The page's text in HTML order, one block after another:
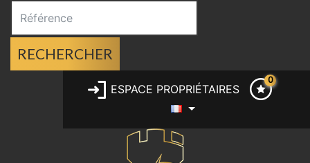
RECHERCHER
ESPACE PROPRIÉTAIRES
0